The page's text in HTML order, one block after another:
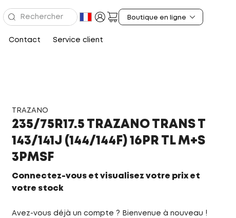
Contact Service client
TRAZANO
235/75R17.5 TRAZANO TRANS T
143/141J (144/144F) 16PR TL M+S
3PMSF
Connectez-vous et visualisez votre prix et
votre stock
Avez-vous déjà un compte ? Bienvenue à nouveau !